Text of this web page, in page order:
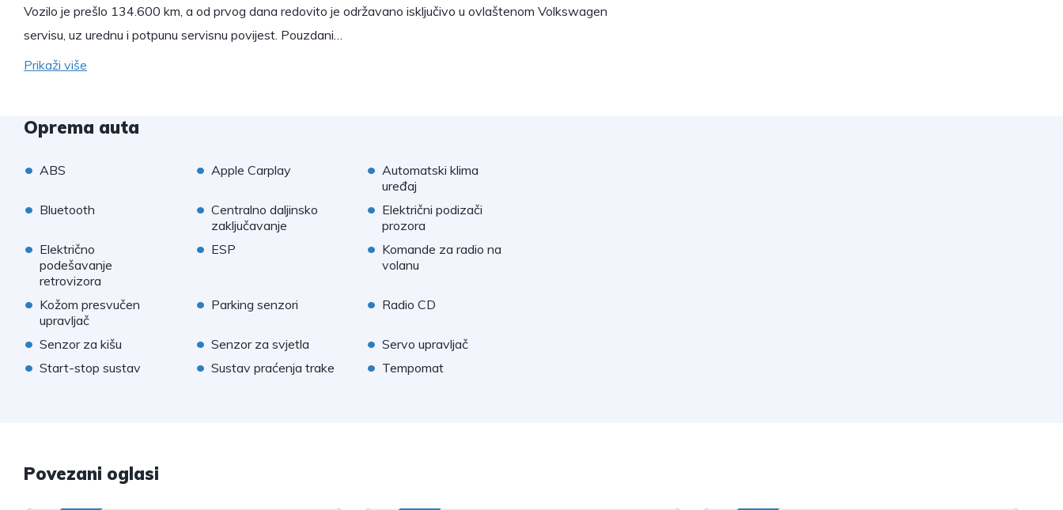
Vozilo je prešlo 134.600 km, a od prvog dana redovito je održavano isključivo u ovlaštenom Volkswagen
servisu, uz urednu i potpunu servisnu povijest. Pouzdani…
Prikaži više
Oprema auta
• ABS • Apple Carplay • Automatski klima
uređaj
• Bluetooth • Centralno daljinsko
zaključavanje
• Električni podizači
prozora
• Električno
podešavanje
retrovizora
• ESP • Komande za radio na
volanu
• Kožom presvučen
upravljač
• Parking senzori • Radio CD
• Senzor za kišu • Senzor za svjetla • Servo upravljač
• Start-stop sustav • Sustav praćenja trake • Tempomat
Povezani oglasi